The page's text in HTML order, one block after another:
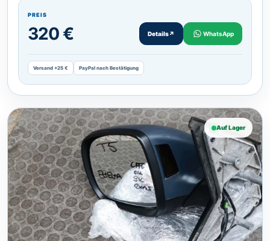
PREIS
320 € Details↗ WhatsApp
Versand +25 € PayPal nach Bestätigung
Auf Lager